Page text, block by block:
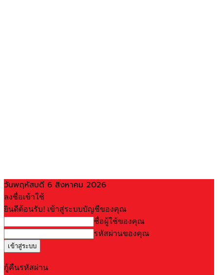
วันพฤหัสบดี 6 สิงหาคม 2026
ลงชื่อเข้าใช้
ยินดีต้อนรับ! เข้าสู่ระบบบัญชีของคุณ
ชื่อผู้ใช้ของคุณ
รหัสผ่านของคุณ
กู้คืนรหัสผ่าน